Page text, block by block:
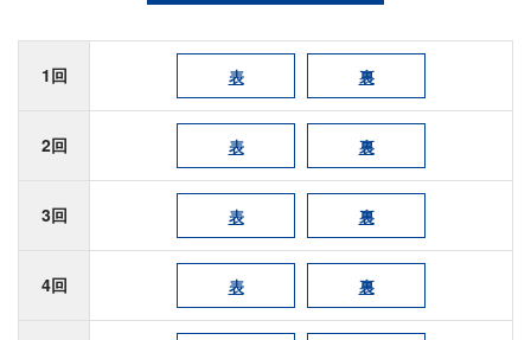
1回 表 裏
2回 表 裏
3回 表 裏
4回 表 裏